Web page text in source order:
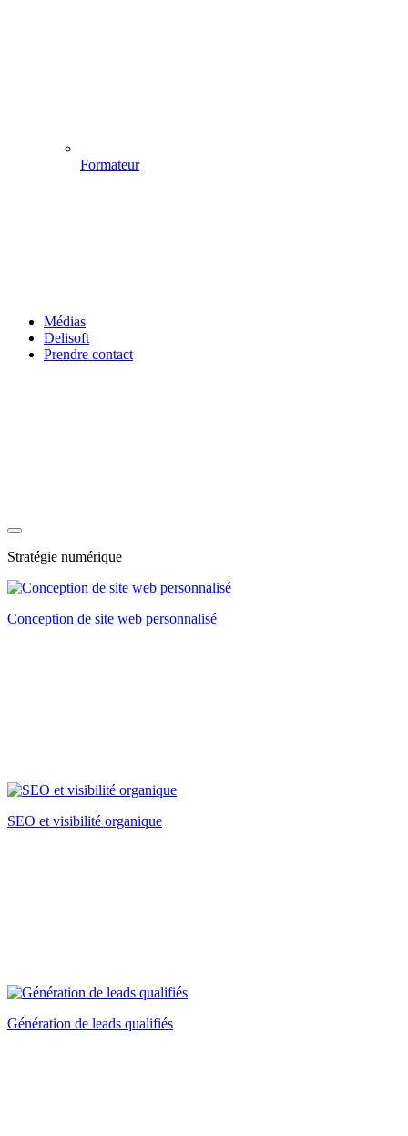
Formateur
Médias
Delisoft
Prendre contact
Stratégie numérique
Conception de site web personnalisé
SEO et visibilité organique
Génération de leads qualifiés